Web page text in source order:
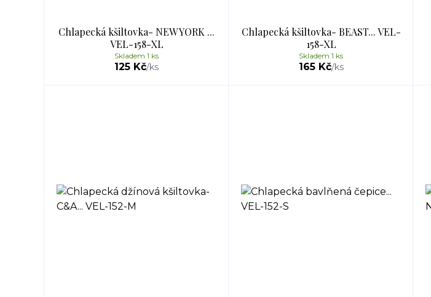
Chlapecká kšiltovka- NEW YORK ...
VEL-158-XL
125 Kč/ks
Skladem 1 ks
Chlapecká kšiltovka- BEAST... VEL-
158-XL
165 Kč/ks
Skladem 1 ks